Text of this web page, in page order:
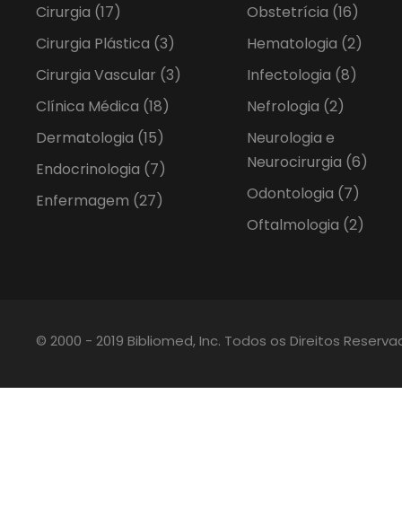
Cirurgia (17)
Cirurgia Plástica (3)
Cirurgia Vascular (3)
Clínica Médica (18)
Dermatologia (15)
Endocrinologia (7)
Enfermagem (27)
Obstetrícia (16)
Hematologia (2)
Infectologia (8)
Nefrologia (2)
Neurologia e
Neurocirurgia (6)
Odontologia (7)
Oftalmologia (2)
© 2000 - 2019 Bibliomed, Inc. Todos os Direitos